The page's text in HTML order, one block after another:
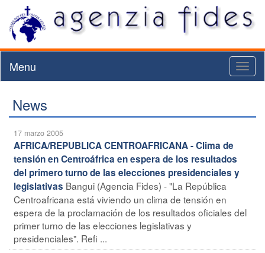
Menu
News
17 marzo 2005
AFRICA/REPUBLICA CENTROAFRICANA - Clima de
tensión en Centroáfrica en espera de los resultados
del primero turno de las elecciones presidenciales y
legislativas Bangui (Agencia Fides) - "La República
Centroafricana está viviendo un clima de tensión en
espera de la proclamación de los resultados oficiales del
primer turno de las elecciones legislativas y
presidenciales". Refi ...